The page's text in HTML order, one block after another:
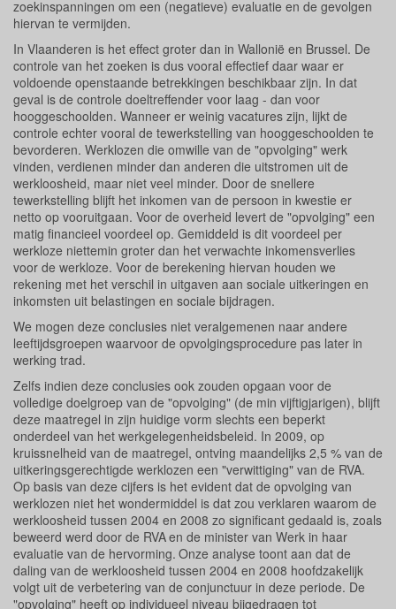
zoekinspanningen om een (negatieve) evaluatie en de gevolgen
hiervan te vermijden.
In Vlaanderen is het effect groter dan in Wallonië en Brussel. De
controle van het zoeken is dus vooral effectief daar waar er
voldoende openstaande betrekkingen beschikbaar zijn. In dat
geval is de controle doeltreffender voor laag - dan voor
hooggeschoolden. Wanneer er weinig vacatures zijn, lijkt de
controle echter vooral de tewerkstelling van hooggeschoolden te
bevorderen. Werklozen die omwille van de "opvolging" werk
vinden, verdienen minder dan anderen die uitstromen uit de
werkloosheid, maar niet veel minder. Door de snellere
tewerkstelling blijft het inkomen van de persoon in kwestie er
netto op vooruitgaan. Voor de overheid levert de "opvolging" een
matig financieel voordeel op. Gemiddeld is dit voordeel per
werkloze niettemin groter dan het verwachte inkomensverlies
voor de werkloze. Voor de berekening hiervan houden we
rekening met het verschil in uitgaven aan sociale uitkeringen en
inkomsten uit belastingen en sociale bijdragen.
We mogen deze conclusies niet veralgemenen naar andere
leeftijdsgroepen waarvoor de opvolgingsprocedure pas later in
werking trad.
Zelfs indien deze conclusies ook zouden opgaan voor de
volledige doelgroep van de "opvolging" (de min vijftigjarigen), blijft
deze maatregel in zijn huidige vorm slechts een beperkt
onderdeel van het werkgelegenheidsbeleid. In 2009, op
kruissnelheid van de maatregel, ontving maandelijks 2,5 % van de
uitkeringsgerechtigde werklozen een "verwittiging" van de RVA.
Op basis van deze cijfers is het evident dat de opvolging van
werklozen niet het wondermiddel is dat zou verklaren waarom de
werkloosheid tussen 2004 en 2008 zo significant gedaald is, zoals
beweerd werd door de RVAen de minister van Werk in haar
evaluatie van de hervorming. Onze analyse toont aan dat de
daling van de werkloosheid tussen 2004 en 2008 hoofdzakelijk
volgt uit de verbetering van de conjunctuur in deze periode. De
"opvolging" heeft op individueel niveau bijgedragen tot